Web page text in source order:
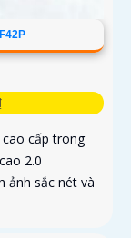
cao cấp trong
2.0
ảnh sắc nét và